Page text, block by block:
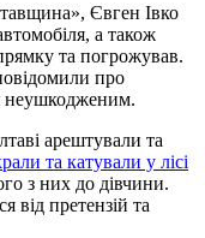
Євген Івко
а також
та погрожував.
про
неушкодженим.
арештували та
та катували у лісі
з них до дівчини.
від претензій та